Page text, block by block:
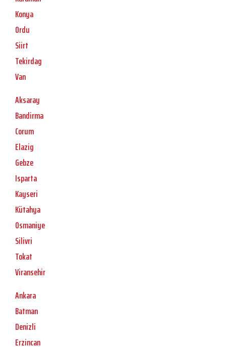
Konya
Ordu
Siirt
Tekirdag
Van
Aksaray
Bandirma
Corum
Elazig
Gebze
Isparta
Kayseri
Kütahya
Osmaniye
Silivri
Tokat
Viransehir
Ankara
Batman
Denizli
Erzincan